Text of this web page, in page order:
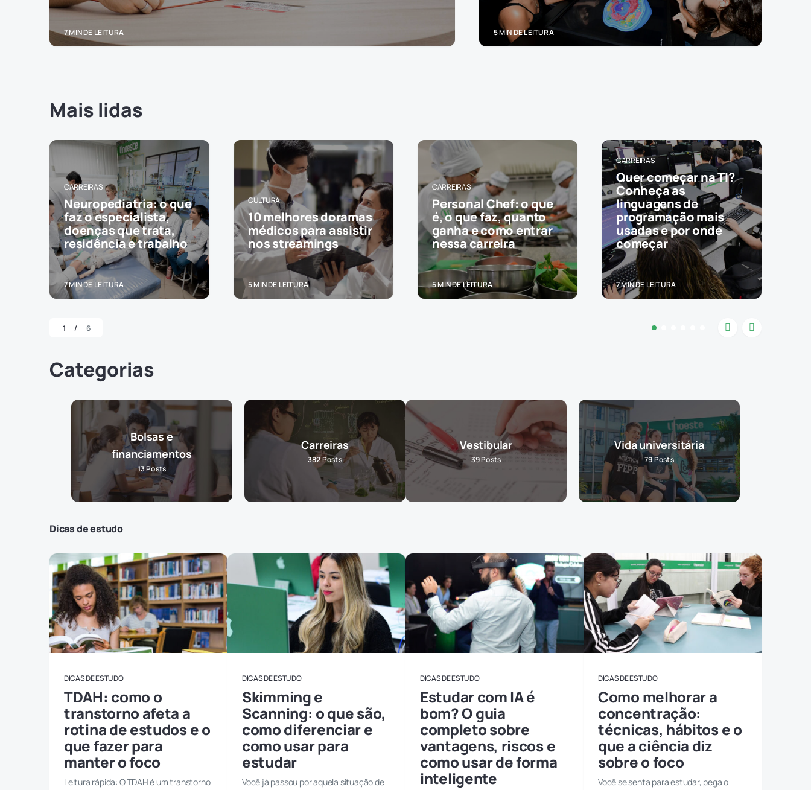
7 MIN DE LEITURA 5 MIN DE LEITURA
Mais lidas
CARREIRAS
Neuropediatria: o que
faz o especialista,
doenças que trata,
residência e trabalho
7 MIN DE LEITURA
CULTURA
10 melhores doramas
médicos para assistir
nos streamings
5 MIN DE LEITURA
CARREIRAS
Personal Chef: o que
é, o que faz, quanto
ganha e como entrar
nessa carreira
5 MIN DE LEITURA
CARREIRAS
Quer começar na TI?
Conheça as
linguagens de
programação mais
usadas e por onde
começar
7 MIN DE LEITURA
1 6
Categorias
Bolsas e
financiamentos
13Posts
Carreiras
382Posts
Vestibular
39Posts
Vida universitária
79Posts
Dicas de estudo
DICAS DE ESTUDO
TDAH: como o
transtorno afeta a
rotina de estudos e o
que fazer para
manter o foco
Leitura rápida: O TDAH é um transtorno
DICAS DE ESTUDO
Skimming e
Scanning: o que são,
como diferenciar e
como usar para
estudar
Você já passou por aquela situação de
DICAS DE ESTUDO
Estudar com IA é
bom? O guia
completo sobre
vantagens, riscos e
como usar de forma
inteligente
DICAS DE ESTUDO
Como melhorar a
concentração:
técnicas, hábitos e o
que a ciência diz
sobre o foco
Você se senta para estudar, pega o